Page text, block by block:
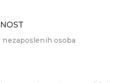
nezaposlenih osoba